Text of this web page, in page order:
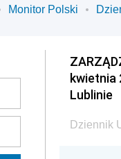
Monitor Polski
kwietnia
Lublinie
Dziennik